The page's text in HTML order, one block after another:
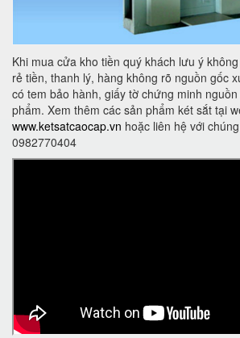
Khi mua cửa kho tiền quý khách lưu ý
rẻ tiền, thanh lý, hàng không rõ nguồn gốc
có tem bảo hành, giấy tờ chứng minh
phẩm. Xem thêm các sản phẩm két sắt tại
www.ketsatcaocap.vn hoặc liên hệ với
0982770404